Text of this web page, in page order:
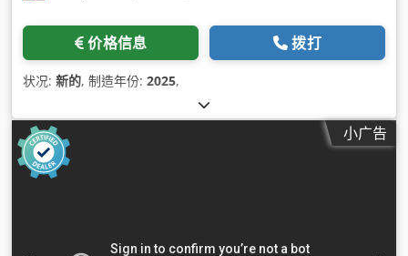
价格信息 拨打
状况: 新的, 制造年份: 2025,
小广告